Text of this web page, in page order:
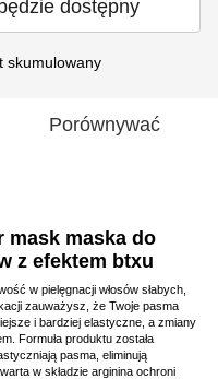
dostępny
skumulowany
Porównywać
mask maska do
z efektem btxu
w pielęgnacji włosów słabych,
zauważysz, że Twoje pasma
i bardziej elastyczne, a zmiany
Formuła produktu została
pasma, eliminują
w składzie arginina ochroni